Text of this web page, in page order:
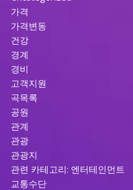
가격
가격변동
건강
경계
경비
고객지원
곡목록
공원
관계
관광
관광지
관련 카테고리: 엔터테인먼트
교통수단